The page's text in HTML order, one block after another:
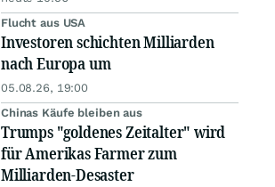
Flucht aus USA
Investoren schichten Milliarden
nach Europa um
05.08.26, 19:00
Chinas Käufe bleiben aus
Trumps "goldenes Zeitalter" wird
für Amerikas Farmer zum
Milliarden-Desaster